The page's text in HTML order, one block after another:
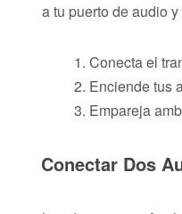
a tu puerto de audio
Conecta el
Enciende tus
Empareja
Conectar Dos